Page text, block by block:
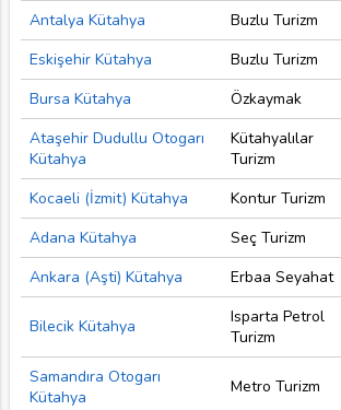
Antalya Kütahya Buzlu Turizm
Eskişehir Kütahya
Buzlu Turizm
Bursa Kütahya
Özkaymak
Ataşehir Dudullu Otogarı
Kütahya
Kütahyalılar
Turizm
Kocaeli (İzmit) Kütahya Kontur Turizm
Adana Kütahya
Seç Turizm
Ankara (Aşti) Kütahya
Erbaa Seyahat
Bilecik Kütahya
Isparta Petrol
Turizm
Samandıra Otogarı
Kütahya
Metro Turizm